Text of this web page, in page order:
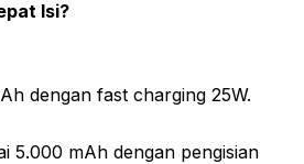
Isi?
dengan fast charging 25W.
5.000 mAh dengan pengisian